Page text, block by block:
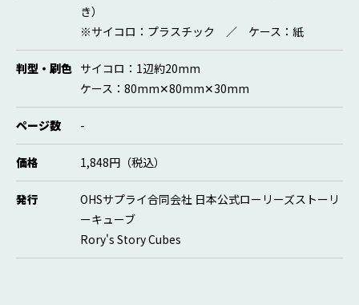
き）
※サイコロ：プラスチック ／ ケース：紙
判型・刷色 サイコロ：1辺約20mm
ケース：80mm✕80mm✕30mm
ページ数 -
価格 1,848円（税込）
発行
OHSサプライ合同会社 日本公式ローリーズストーリ
ーキューブ
Rory's Story Cubes